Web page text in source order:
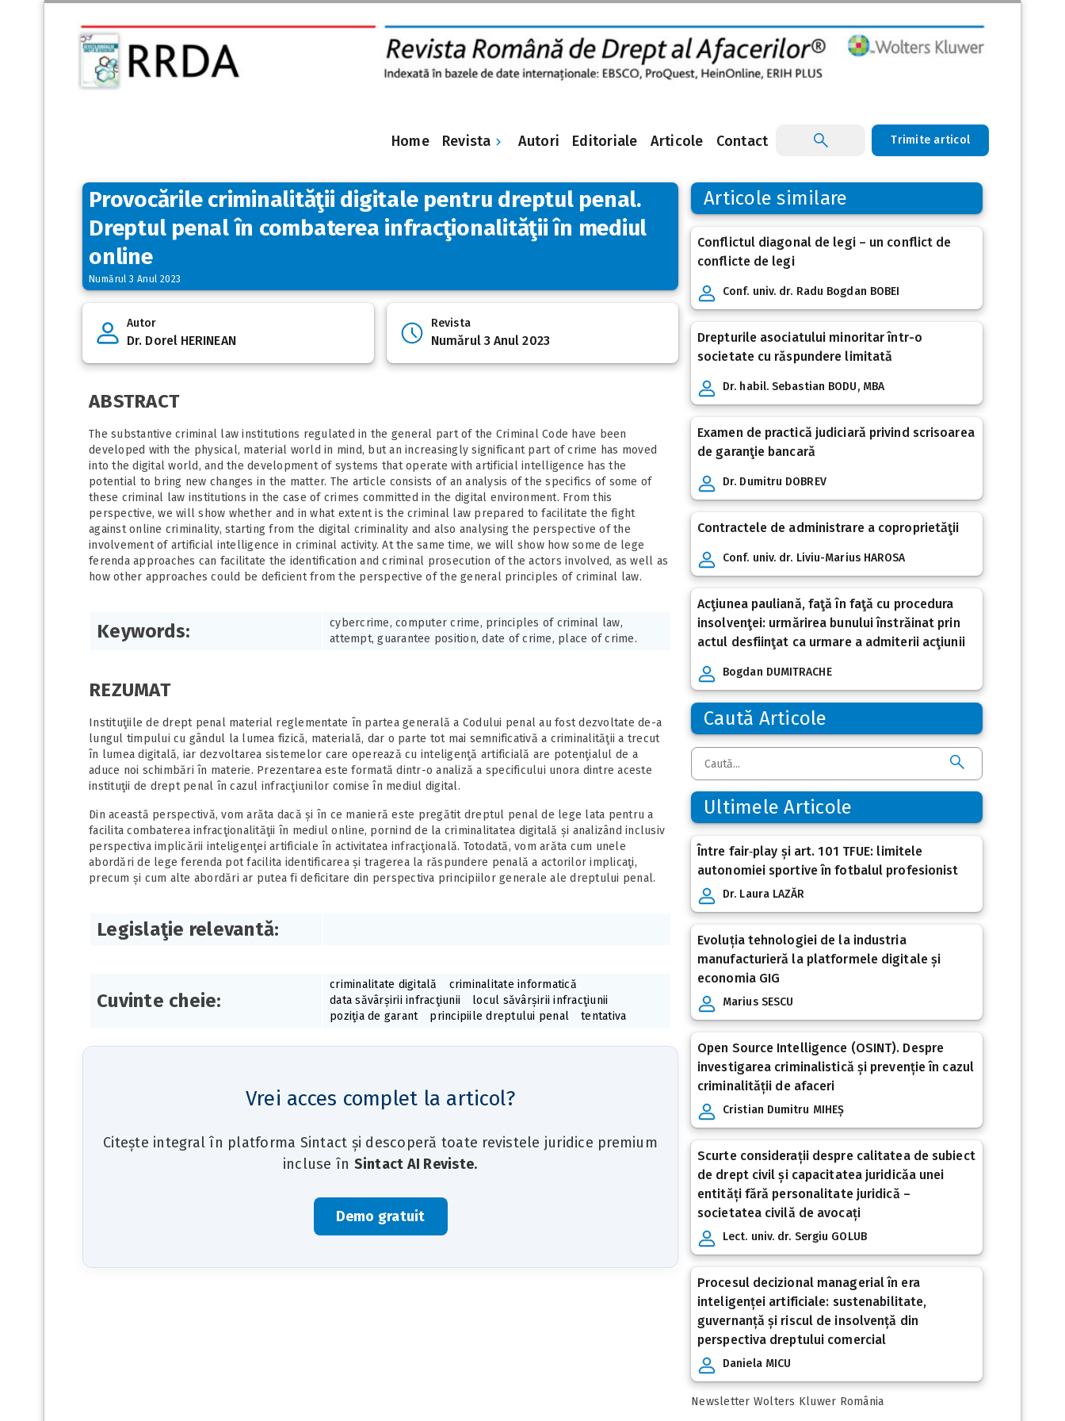
Home Revista Autori Editoriale Articole Contact Trimite articol
Provocările criminalităţii digitale pentru dreptul penal.
Dreptul penal în combaterea infracţionalităţii în mediul
online
Numărul 3 Anul 2023
Autor
Dr. Dorel HERINEAN
Revista
Numărul 3 Anul 2023
ABSTRACT
The substantive criminal law institutions regulated in the general part of the Criminal Code have been
developed with the physical, material world in mind, but an increasingly significant part of crime has moved
into the digital world, and the development of systems that operate with artificial intelligence has the
potential to bring new changes in the matter. The article consists of an analysis of the specifics of some of
these criminal law institutions in the case of crimes committed in the digital environment. From this
perspective, we will show whether and in what extent is the criminal law prepared to facilitate the fight
against online criminality, starting from the digital criminality and also analysing the perspective of the
involvement of artificial intelligence in criminal activity. At the same time, we will show how some de lege
ferenda approaches can facilitate the identification and criminal prosecution of the actors involved, as well as
how other approaches could be deficient from the perspective of the general principles of criminal law.
Keywords:
cybercrime, computer crime, principles of criminal law,
attempt, guarantee position, date of crime, place of crime.
REZUMAT
Instituţiile de drept penal material reglementate în partea generală a Codului penal au fost dezvoltate de-a
lungul timpului cu gândul la lumea fizică, materială, dar o parte tot mai semnificativă a criminalităţii a trecut
în lumea digitală, iar dezvoltarea sistemelor care operează cu inteligenţă artificială are potenţialul de a
aduce noi schimbări în materie. Prezentarea este formată dintr-o analiză a specificului unora dintre aceste
instituţii de drept penal în cazul infracţiunilor comise în mediul digital.
Din această perspectivă, vom arăta dacă și în ce manieră este pregătit dreptul penal de lege lata pentru a
facilita combaterea infracţionalităţii în mediul online, pornind de la criminalitatea digitală și analizând inclusiv
perspectiva implicării inteligenţei artificiale în activitatea infracţională. Totodată, vom arăta cum unele
abordări de lege ferenda pot facilita identificarea și tragerea la răspundere penală a actorilor implicaţi,
precum și cum alte abordări ar putea fi deficitare din perspectiva principiilor generale ale dreptului penal.
Legislaţie relevantă:
Cuvinte cheie:
criminalitate digitală
criminalitate informatică
data săvârșirii infracţiunii
locul săvârșirii infracţiunii
poziţia de garant
principiile dreptului penal tentativa
Vrei acces complet la articol?
Citește integral în platforma Sintact și descoperă toate revistele juridice premium
incluse în Sintact AI Reviste.
Demo gratuit
Articole similare
Conflictul diagonal de legi – un conflict de
conflicte de legi
Conf. univ. dr. Radu Bogdan BOBEI
Drepturile asociatului minoritar într-o
societate cu răspundere limitată
Dr. habil. Sebastian BODU, MBA
Examen de practică judiciară privind scrisoarea
de garanţie bancară
Dr. Dumitru DOBREV
Contractele de administrare a coproprietăţii
Conf. univ. dr. Liviu-Marius HAROSA
Acţiunea pauliană, faţă în faţă cu procedura
insolvenţei: urmărirea bunului înstrăinat prin
actul desfiinţat ca urmare a admiterii acţiunii
Bogdan DUMITRACHE
Caută Articole
Ultimele Articole
Între fair‑play și art. 101 TFUE: limitele
autonomiei sportive în fotbalul profesionist
Dr. Laura LAZĂR
Evoluția tehnologiei de la industria
manufacturieră la platformele digitale și
economia GIG
Marius SESCU
Open Source Intelligence (OSINT). Despre
investigarea criminalistică și prevenție în cazul
criminalității de afaceri
Cristian Dumitru MIHEȘ
Scurte considerații despre calitatea de subiect
de drept civil și capacitatea juridicăa unei
entități fără personalitate juridică –
societatea civilă de avocați
Lect. univ. dr. Sergiu GOLUB
Procesul decizional managerial în era
inteligenței artificiale: sustenabilitate,
guvernanță și riscul de insolvență din
perspectiva dreptului comercial
Daniela MICU
Newsletter Wolters Kluwer România